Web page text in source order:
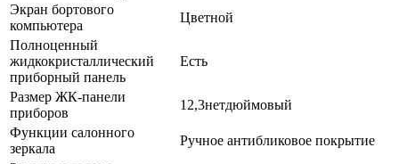
Экран бортового
компьютера
Цветной
Полноценный
жидкокристаллический
приборный панель
Есть
Размер ЖК-панели
приборов
12,3нетдюймовый
Функции салонного
зеркала
Ручное антибликовое покрытие